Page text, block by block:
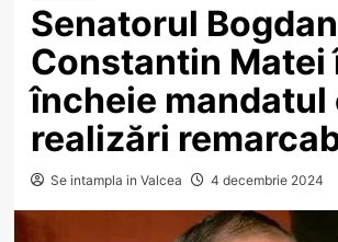
Senatorul Bogdan
Constantin Matei
încheie mandatul
realizări
Se intampla in Valcea 4 decembrie 2024